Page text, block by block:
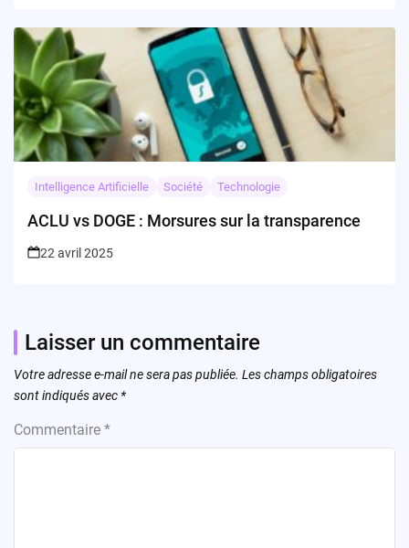
Intelligence Artificielle Société Technologie
ACLU vs DOGE : Morsures sur la transparence
22 avril 2025
Laisser un commentaire
Votre adresse e-mail ne sera pas publiée. Les champs obligatoires
sont indiqués avec *
Commentaire *